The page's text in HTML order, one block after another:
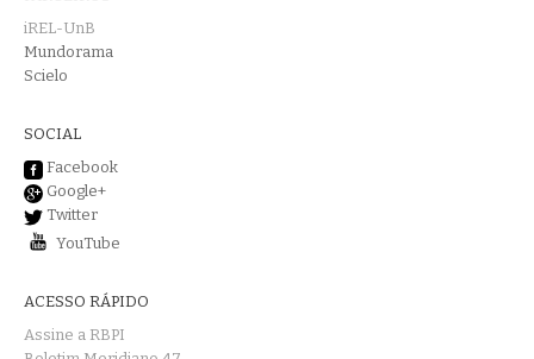
iREL-UnB
Mundorama
Scielo
SOCIAL
Facebook
Google+
Twitter
YouTube
ACESSO RÁPIDO
Assine a RBPI